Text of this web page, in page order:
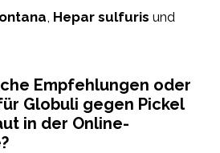
Hepar sulfuris und
Empfehlungen oder
Globuli gegen Pickel
in der Online-